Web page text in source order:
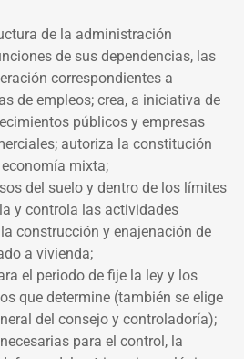
de la administración
de sus dependencias, las
correspondientes a
de empleos; crea, a iniciativa de
públicos y empresas
autoriza la constitución
mixta;
del suelo y dentro de los límites
y controla las actividades
construcción y enajenación de
a vivienda;
el periodo de fije la ley y los
que determine (también se elige
del consejo y controladoría);
para el control, la